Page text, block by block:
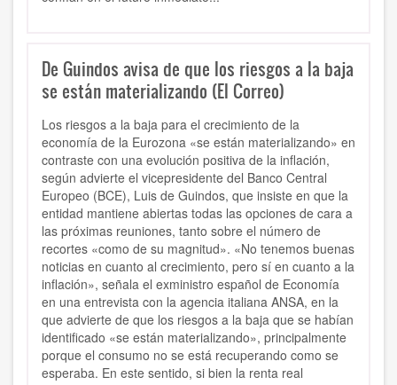
De Guindos avisa de que los riesgos a la baja
se están materializando (El Correo)
Los riesgos a la baja para el crecimiento de la
economía de la Eurozona «se están materializando» en
contraste con una evolución positiva de la inflación,
según advierte el vicepresidente del Banco Central
Europeo (BCE), Luis de Guindos, que insiste en que la
entidad mantiene abiertas todas las opciones de cara a
las próximas reuniones, tanto sobre el número de
recortes «como de su magnitud». «No tenemos buenas
noticias en cuanto al crecimiento, pero sí en cuanto a la
inflación», señala el exministro español de Economía
en una entrevista con la agencia italiana ANSA, en la
que advierte de que los riesgos a la baja que se habían
identificado «se están materializando», principalmente
porque el consumo no se está recuperando como se
esperaba. En este sentido, si bien la renta real